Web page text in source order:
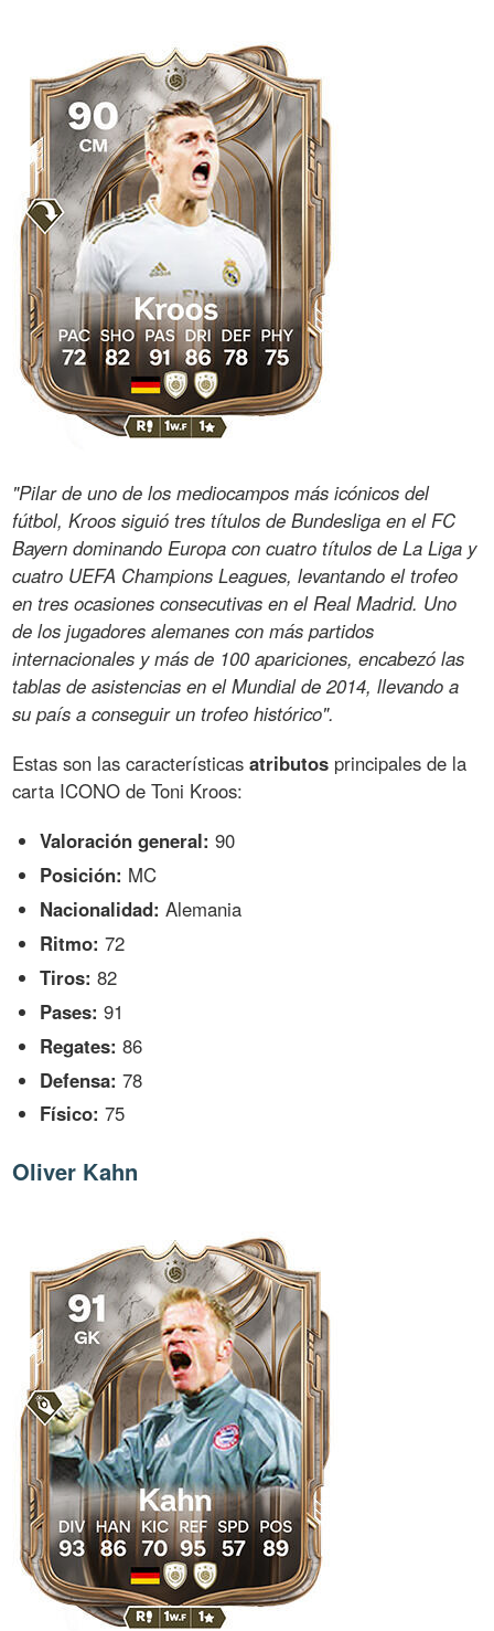
"Pilar de uno de los mediocampos más icónicos del
fútbol, Kroos siguió tres títulos de Bundesliga en el FC
Bayern dominando Europa con cuatro títulos de La Liga y
cuatro UEFA Champions Leagues, levantando el trofeo
en tres ocasiones consecutivas en el Real Madrid. Uno
de los jugadores alemanes con más partidos
internacionales y más de 100 apariciones, encabezó las
tablas de asistencias en el Mundial de 2014, llevando a
su país a conseguir un trofeo histórico".
Estas son las característicasatributos principales de la
carta ICONO de Toni Kroos:
Valoración general: 90
Posición: MC
Nacionalidad: Alemania
Ritmo: 72
Tiros: 82
Pases: 91
Regates: 86
Defensa: 78
Físico: 75
Oliver Kahn